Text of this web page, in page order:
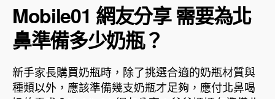
Mobile01 網友分享 需要為北
鼻準備多少奶瓶？
新手家長購買奶瓶時，除了挑選合適的奶瓶材質與
種類以外，應該準備幾支奶瓶才足夠，應付北鼻喝